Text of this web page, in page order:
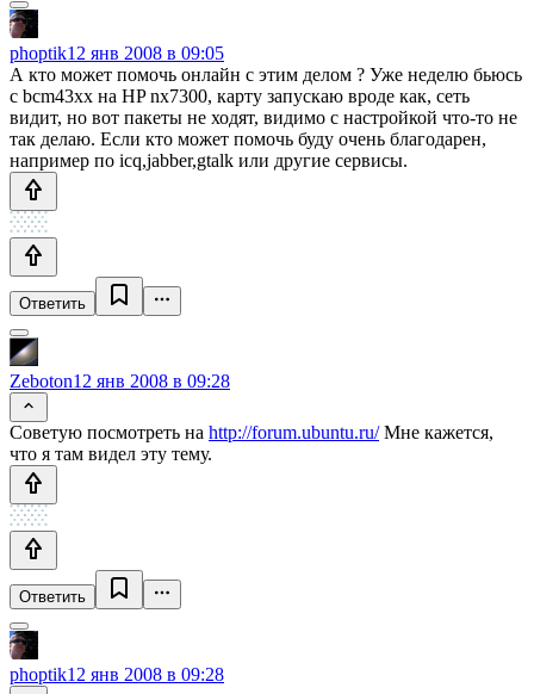
phoptik12 янв 2008 в 09:05
А кто может помочь онлайн с этим делом ? Уже неделю бьюсь
с bcm43xx на HP nx7300, карту запускаю вроде как, сеть
видит, но вот пакеты не ходят, видимо с настройкой что-то не
так делаю. Если кто может помочь буду очень благодарен,
например по icq,jabber,gtalk или другие сервисы.
Ответить
Zeboton12 янв 2008 в 09:28
Советую посмотреть на http://forum.ubuntu.ru/Мне кажется,
что я там видел эту тему.
Ответить
phoptik12 янв 2008 в 09:28